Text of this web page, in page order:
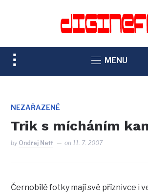
TOGGLE
SIDEBAR
NAVIGATION
MENU
NEZAŘAZENÉ
Trik s mícháním
by Ondřej Neff on11. 7. 2007
Černobílé fotky mají své příznivce i